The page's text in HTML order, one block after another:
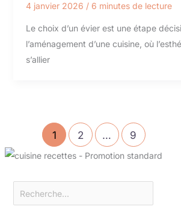
4 janvier 2026 / 6 minutes de lecture
Le choix d’un évier est une étape
l’aménagement d’une cuisine, où
s’allier
1 2 … 9